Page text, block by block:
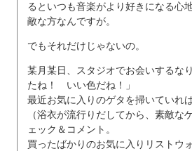
るといつも音楽がより好きになる心
敵な方なんですが。
でもそれだけじゃないの。
某月某日、スタジオでお会いするな
たね！ いい色だね！」
最近お気に入りのゲタを掃いていれば
（浴衣が流行りだしてから、素敵な
ェック＆コメント。
買ったばかりのお気に入りリストウ